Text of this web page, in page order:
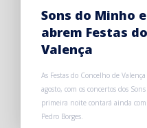
Sons do Minho
abrem Festas
Valença
As Festas do Concelho de
agosto, com os concertos dos
primeira noite contará ainda com
Pedro Borges.